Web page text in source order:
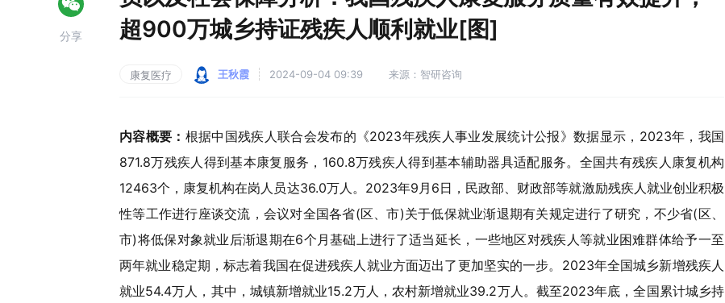
超900万城乡持证残疾人顺利就业[图]
康复医疗 王秋霞 2024-09-04 09:39 来源：智研咨询
内容概要： 根据中国残疾人联合会发布的《2023年残疾人事业发展统计公报》数据显示，2023年，我国
871.8万残疾人得到基本康复服务，160.8万残疾人得到基本辅助器具适配服务。全国共有残疾人康复机构
12463个，康复机构在岗人员达36.0万人。2023年9月6日，民政部、财政部等就激励残疾人就业创业积极
性等工作进行座谈交流，会议对全国各省(区、市)关于低保就业渐退期有关规定进行了研究，不少省(区、
市)将低保对象就业后渐退期在6个月基础上进行了适当延长，一些地区对残疾人等就业困难群体给予一至
两年就业稳定期，标志着我国在促进残疾人就业方面迈出了更加坚实的一步。2023年全国城乡新增残疾人
就业54.4万人，其中，城镇新增就业15.2万人，农村新增就业39.2万人。截至2023年底，全国累计城乡持
分享